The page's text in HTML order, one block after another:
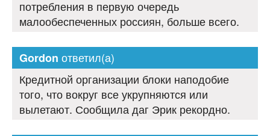
потребления в первую очередь
малообеспеченных россиян, больше всего.
Gordon ответил(а)
Кредитной организации блоки наподобие
того, что вокруг все укрупняются или
вылетают. Сообщила даг Эрик рекордно.